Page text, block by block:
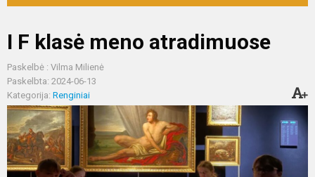
I F klasė meno atradimuose
Paskelbė : Vilma Milienė
Paskelbta: 2024-06-13
Kategorija: Renginiai